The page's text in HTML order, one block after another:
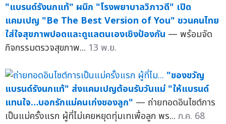
"แบรนด์รังนกแท้" ผนึก "โรงพยาบาลวิภาวดี" เปิด
แคมเปญ "Be The Best Version of You" ชวนคนไทย
ใส่ใจสุขภาพปอดและดูแลตนเองเชิงป้องกัน — พร้อมจัด
กิจกรรมตรวจสุขภาพ... 13 พ.ย.
"ของขวัญ
แบรนด์รังนกแท้" ส่งแคมเปญต้อนรับวันแม่ "ให้แบรนด์
แทนใจ…บอกรักแม่คนเก่งของลูก" — ถ่ายทอดอินไซต์การ
เป็นแม่ครั้งแรก ผู้ที่ไม่เคยหยุดทุ่มเทเพื่อลูก พร... ก.ค. 68